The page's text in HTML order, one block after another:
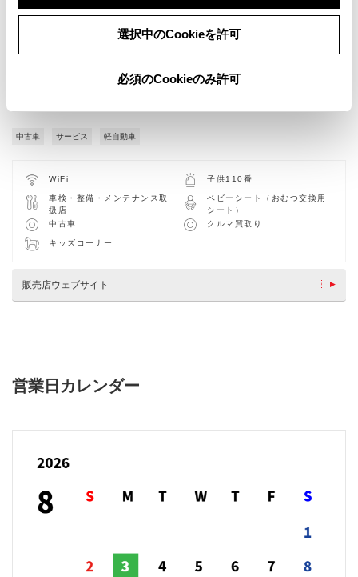
選択中のCookieを許可
必須のCookieのみ許可
中古車 サービス 軽自動車
WiFi 子供110番
車検・整備・メンテナンス取
扱店
ベビーシート（おむつ交換用
シート）
中古車
クルマ買取り
キッズコーナー
販売店ウェブサイト
営業日カレンダー